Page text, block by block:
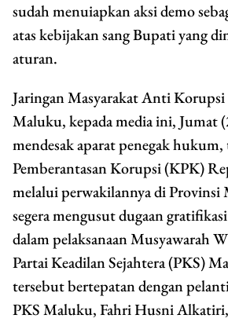
sudah menuiapkan aksi demo
atas kebijakan sang Bupati yang
aturan.
Jaringan Masyarakat Anti
Maluku, kepada media ini, Jumat
mendesak aparat penegak
Pemberantasan Korupsi (KPK)
melalui perwakilannya di
segera mengusut dugaan
dalam pelaksanaan Musyawarah
Partai Keadilan Sejahtera (PKS)
tersebut bertepatan dengan
PKS Maluku, Fahri Husni